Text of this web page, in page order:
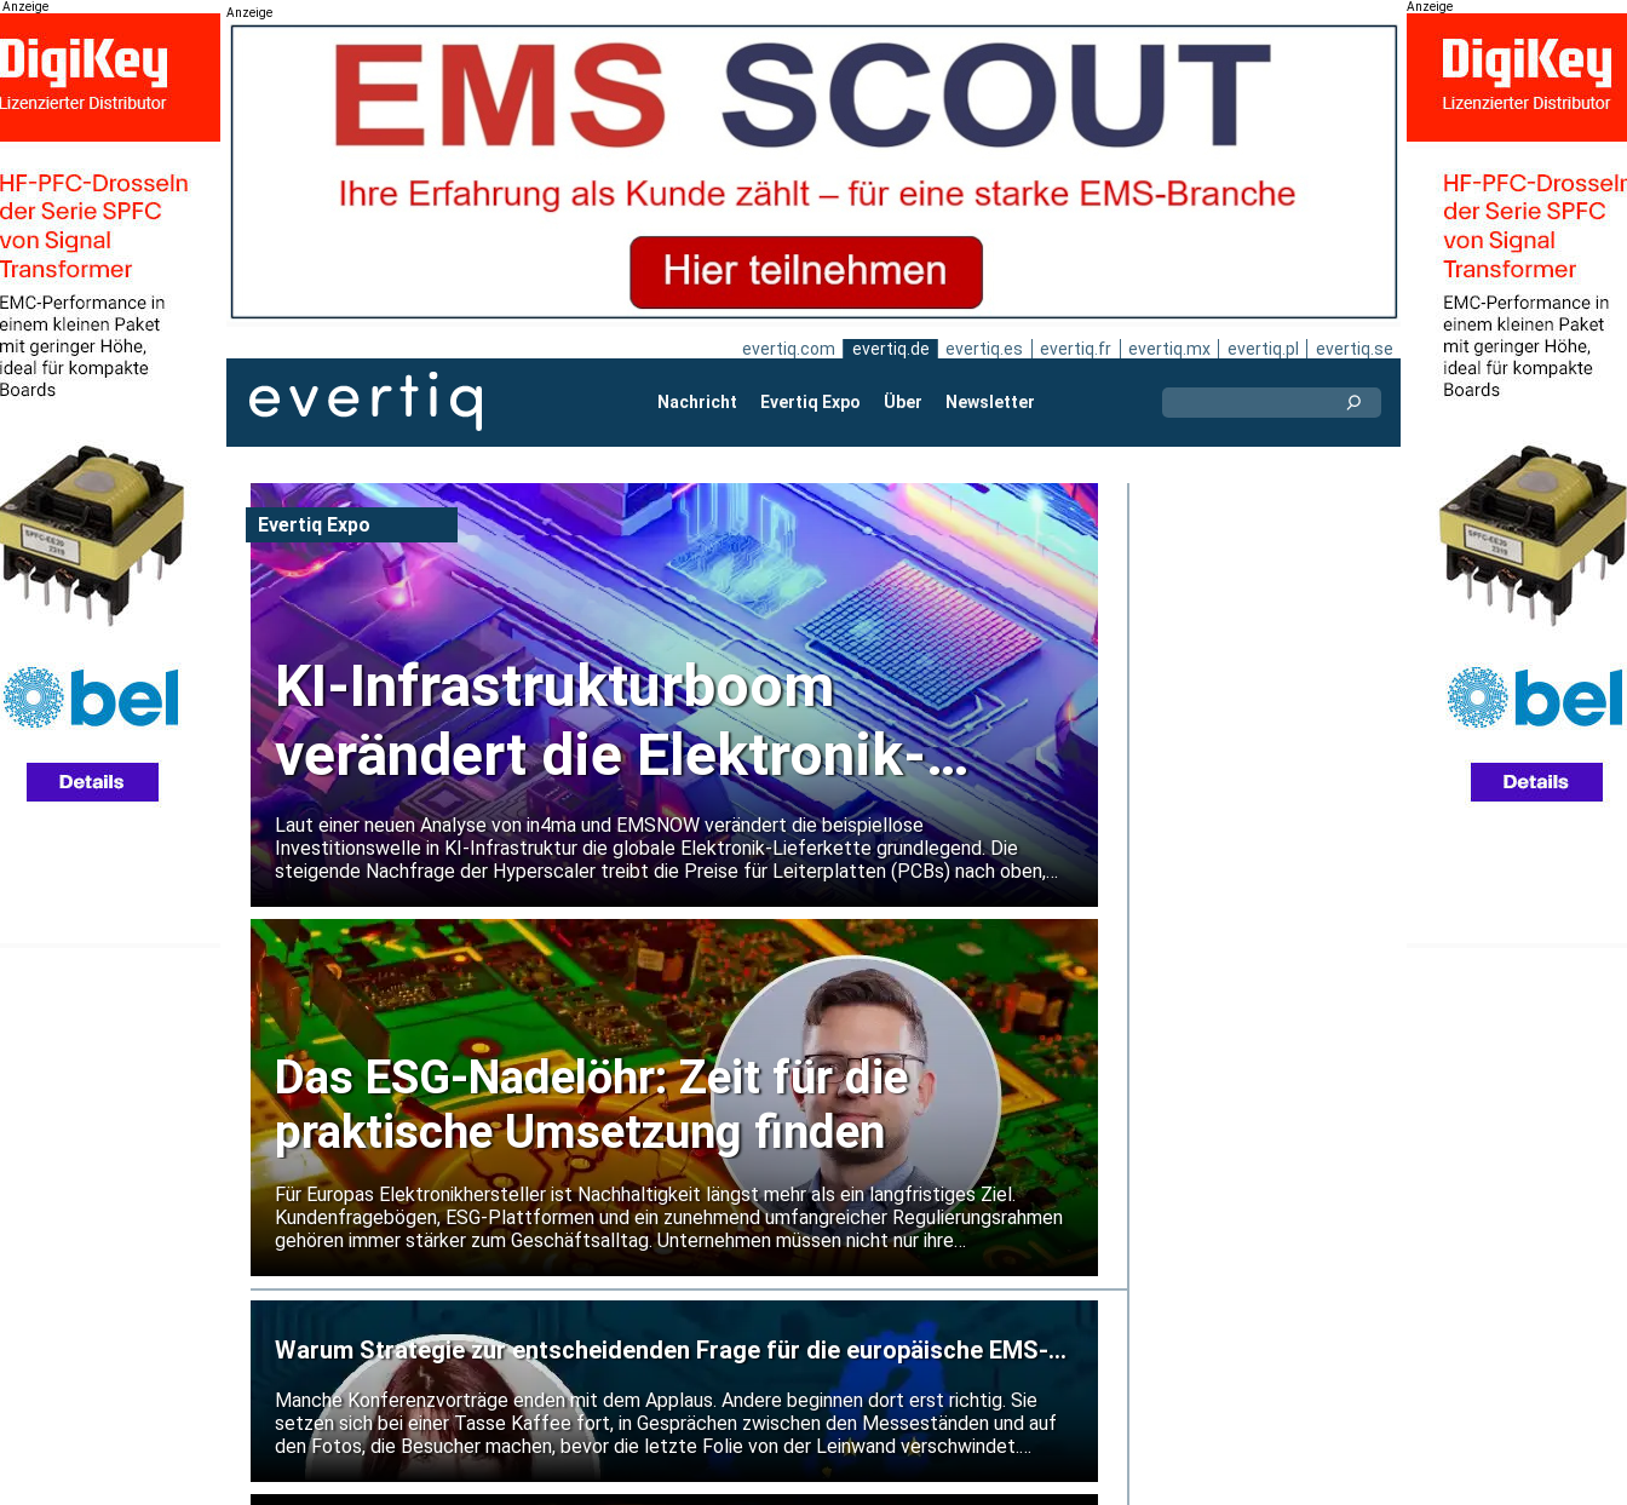
Anzeige Anzeige
evertiq.com evertiq.de evertiq.es evertiq.fr evertiq.mx evertiq.pl evertiq.se
Nachricht Evertiq Expo Über Newsletter
KI-Infrastrukturboom
verändert die Elektronik-
Lieferkette, sagt in4ma
Laut einer neuen Analyse von in4ma und EMSNOW verändert die beispiellose
Investitionswelle in KI-Infrastruktur die globale Elektronik-Lieferkette grundlegend. Die
steigende Nachfrage der Hyperscaler treibt die Preise für Leiterplatten (PCBs) nach oben,
Das ESG-Nadelöhr: Zeit für die
praktische Umsetzung finden
Für Europas Elektronikhersteller ist Nachhaltigkeit längst mehr als ein langfristiges Ziel.
Kundenfragebögen, ESG-Plattformen und ein zunehmend umfangreicher Regulierungsrahmen
gehören immer stärker zum Geschäftsalltag. Unternehmen müssen nicht nur ihre
Umweltleistung verbessern, sondern diese auch anhand einer wachsenden Zahl von
Berichtsstandards nachweisen.
Warum Strategie zur entscheidenden Frage für die europäische EMS-
Branche geworden ist
Manche Konferenzvorträge enden mit dem Applaus. Andere beginnen dort erst richtig. Sie
setzen sich bei einer Tasse Kaffee fort, in Gesprächen zwischen den Messeständen und auf
den Fotos, die Besucher machen, bevor die letzte Folie von der Leinwand verschwindet.
Genau das war während der Evertiq Expo Berlin der Fall, wo ein Vortrag noch lange nach dem
Verlassen des Konferenzsaals nachwirkte.
Anzeige